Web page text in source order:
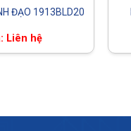
ĐẠO 1913BLD20
Liên hệ